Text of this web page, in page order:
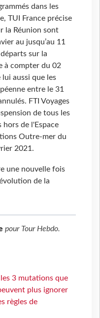
dans les
TUI France précise
la Réunion sont
au jusqu’au 11
sur la
à compter du 02
aussi que les
entre le 31
FTI Voyages
de tous les
de l'Espace
Outre-mer du
2021.
une nouvelle fois
de la
pour Tour Hebdo.
3 mutations que
plus ignorer
règles de